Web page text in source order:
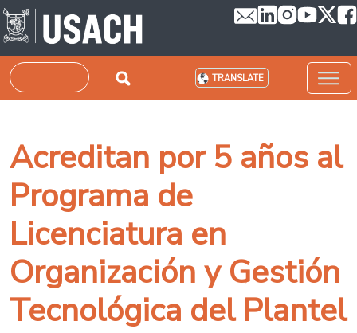
Skip to main content
Search TRANSLATE
Acreditan por 5 años al
Programa de
Licenciatura en
Organización y Gestión
Tecnológica del Plantel